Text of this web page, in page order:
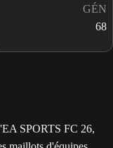
GÉN
68